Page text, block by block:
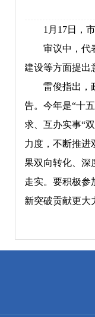
1月17日，
审议中，代
建设等方面提出
雷俊指出，
告。今年是“十
求、互办实事“
力度，不断推进
果双向转化、深
走实。要积极参
新突破贡献更大